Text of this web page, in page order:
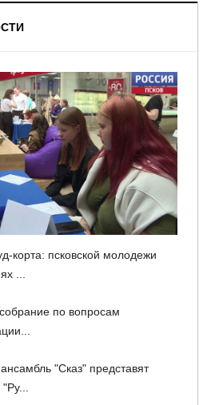
корта: псковской молодежи
...
по вопросам
"Сказ" представят